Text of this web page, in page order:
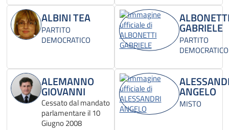
ALBINI TEA
PARTITO
DEMOCRATICO
GABRIELE
PARTITO
DEMOCRATICO
ALEMANNO
GIOVANNI
Cessato dal mandato
parlamentare il 10
Giugno 2008
ANGELO
MISTO